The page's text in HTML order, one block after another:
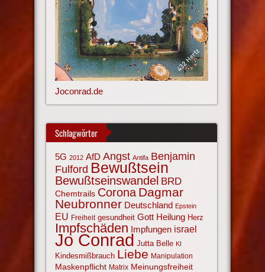
Joconrad.de
Schlagwörter
5G 2012 AfD Angst Antifa Benjamin
Fulford Bewußtsein
Bewußtseinswandel BRD
Chemtrails Corona Dagmar
Neubronner Deutschland Epstein
EU Freiheit gesundheit Gott Heilung Herz
Impfschäden Impfungen israel
Jo Conrad Jutta Belle KI
Kindesmißbrauch Liebe Manipulation
Maskenpflicht Matrix Meinungsfreiheit